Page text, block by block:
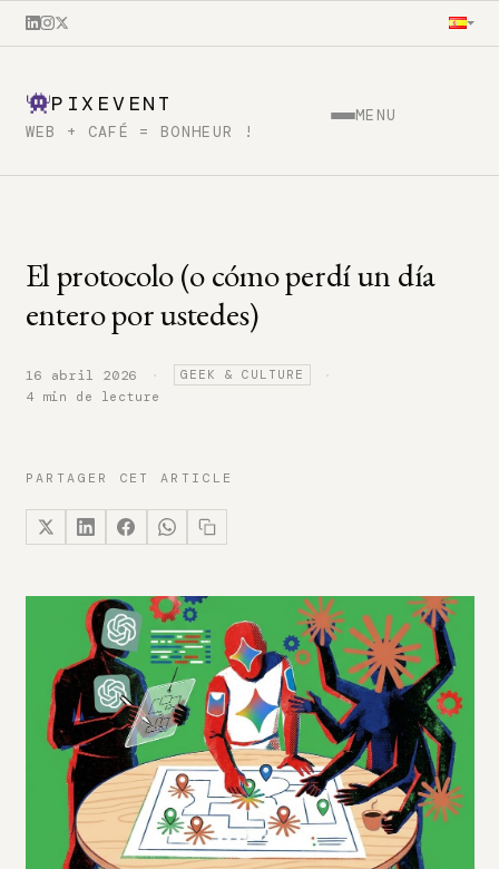
PIXEVENT
WEB + CAFÉ = BONHEUR !
MENU
El protocolo (o cómo perdí un día
entero por ustedes)
16 abril 2026 · GEEK & CULTURE ·
4 min de lecture
PARTAGER CET ARTICLE